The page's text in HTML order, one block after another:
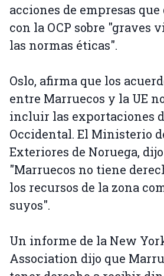
acciones de empresas
con la OCP sobre "graves
las normas éticas".
Oslo, afirma que los
entre Marruecos y la UE
incluir las exportaciones
Occidental. El Ministerio
Exteriores de Noruega,
"Marruecos no tiene
los recursos de la zona
suyos".
Un informe de la New
Association dijo que